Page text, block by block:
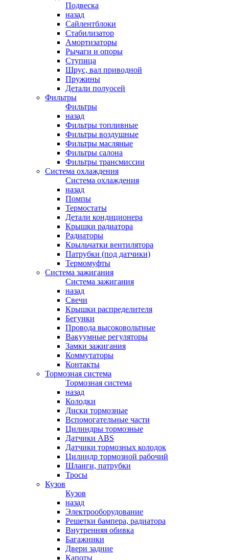
Подвеска
назад
Сайлентблоки
Стабилизатор
Амортизаторы
Рычаги и опоры
Ступица
Шрус, вал приводной
Пружины
Детали полуосей
Фильтры
Фильтры
назад
Фильтры топливные
Фильтры воздушные
Фильтры масляные
Фильтры салона
Фильтры трансмиссии
Система охлаждения
Система охлаждения
назад
Помпы
Термостаты
Детали кондиционера
Крышки радиатора
Радиаторы
Крыльчатки вентилятора
Патрубки (под датчики)
Термомуфты
Система зажигания
Система зажигания
назад
Свечи
Крышки распределителя
Бегунки
Провода высоковольтные
Вакуумные регуляторы
Замки зажигания
Коммутаторы
Контакты
Тормозная система
Тормозная система
назад
Колодки
Диски тормозные
Вспомогательные части
Цилиндры тормозные
Датчики ABS
Датчики тормозных колодок
Цилиндр тормозной рабочий
Шланги, патрубки
Тросы
Кузов
Кузов
назад
Электрооборудование
Решетки бампера, радиатора
Внутренняя обивка
Багажники
Двери задние
Капоты